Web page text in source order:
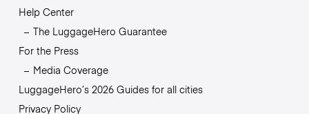
Help Center
The LuggageHero Guarantee
For the Press
Media Coverage
LuggageHero’s 2026 Guides for all cities
Privacy Policy